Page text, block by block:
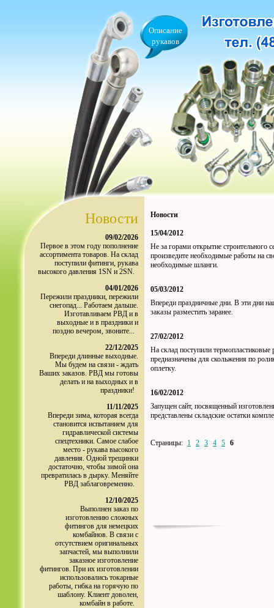
Описание
рукавов
Новости
09/02/2026
Первое в этом году пополнение
ассортимента товаров. На склад
поступили фитинги, рукава
высокого давления 1SN и 2SN.
04/01/2026
Пережили праздники, пережили
снегопад... Работаем дальше.
Изготавливаем РВД и в
выходные и в праздники и
поздно вечером, звоните...
22/12/2025
Впереди длинные выходные.
Мы будем на связи - ждать
Ваших заказов. РВД мы готовы
делать и на выходных и в
праздники!
11/11/2025
Впереди зима, которая всегда
становится испытанием для
гидравлической системы
спецтехники. Самое слабое
место - рукава высокого
давления. Одной трещинки
достаточно, чтобы зимой она
превратилась в дырку. Меняйте
РВД заблаговременно.
12/10/2025
Выполнен заказ по
изготовлению сложных
фитингов для немецких
комбайнов. В связи с
отсутствием оригинальных
запчастей, мы выполнили
заказное изготовление
фитингов. При их изготовлении
использовались токарные
работы, гибка на горячую по
шаблону. Клиент доволен,
комбайн в работе.
Новости
15/04/2012
Не за горами открытие строительного
произведите необходимые работы на
необходимые шланги.
05/03/2012
Впереди праздничные дни. В эти дни
заказы разместить заранее.
27/02/2012
На склад поступили
предназначены для скольжения по
оплетку.
16/02/2012
Запущен сайт, посвященный
представлены складские остатки
Страницы: 1 2 3 4 5 6